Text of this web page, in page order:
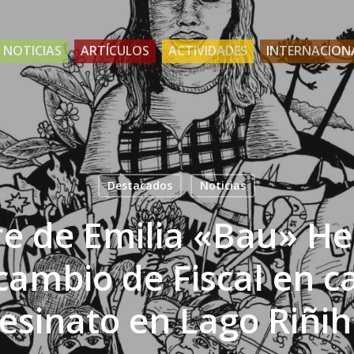
NOTICIAS ARTÍCULOS ACTIVIDADES
Destacados Noticias
de Emilia «Bau»
de Fiscal en
en Lago